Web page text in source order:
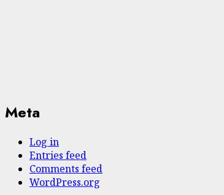
Meta
Log in
Entries feed
Comments feed
WordPress.org